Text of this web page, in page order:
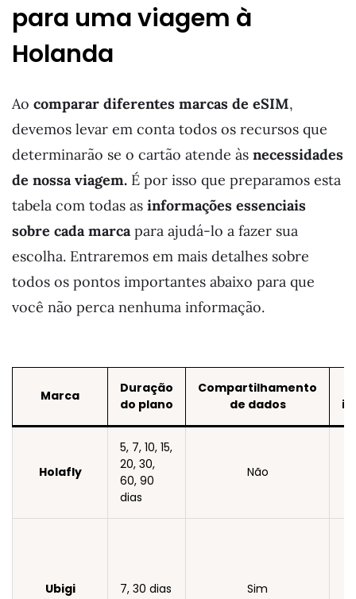
para uma viagem à
Holanda
Ao comparar diferentes marcas de eSIM,
devemos levar em conta todos os recursos que
determinarão se o cartão atende às necessidades
de nossa viagem. É por isso que preparamos esta
tabela com todas as informações essenciais
sobre cada marcapara ajudá-lo a fazer sua
escolha. Entraremos em mais detalhes sobre
todos os pontos importantes abaixo para que
você não perca nenhuma informação.
Marca
Duração
do plano
Compartilhamento
de dados
Holafly
5, 7, 10, 15,
20, 30,
60, 90
dias
Não
Ubigi 7, 30 dias Sim